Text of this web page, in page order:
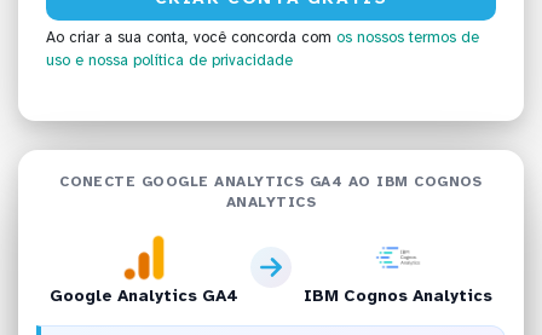
Ao criar a sua conta, você concorda com os nossos termos de
uso e nossa política de privacidade
CONECTE GOOGLE ANALYTICS GA4 AO IBM COGNOS
ANALYTICS
Google Analytics GA4 IBM Cognos Analytics